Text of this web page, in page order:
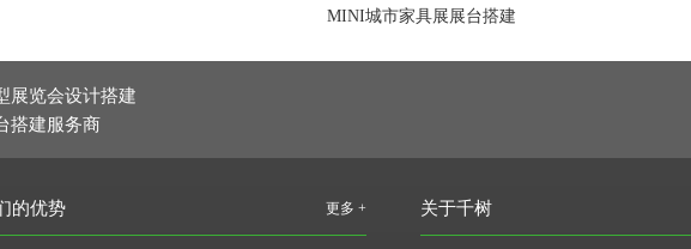
MINI城市家具展展台搭建
展览会设计搭建
搭建服务商
更多 +
的优势 关于千树